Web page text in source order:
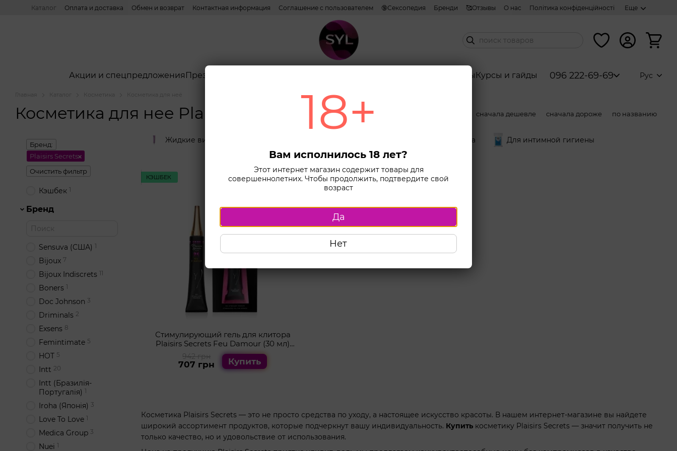
Перейти к основному контенту
Каталог Оплата и доставка Обмен и возврат Контактная информация Соглашение с пользователем 🔞Сексопедия Бренди 🥰Отзывы О нас Політика конфіденційності Еще
Акции и спецпредложения Презервативы Combo наборы Курсы и гайды 096 222-69-69 Рус
Каталог Косметика Косметика для неё
Косметика для нее Plaisirs Secrets Сортировка: сначала дешевле сначала дороже по названию
Жидкие вибраторы Средства для тела Для интимной гигиены
Косметика Plaisirs Secrets — это не просто средства по уходу, а настоящее искусство красоты. В нашем интернет-магазине вы найдете
широкий ассортимент продуктов, которые подчеркнут вашу индивидуальность. Купить косметику Plaisirs Secrets — значит получить не
только качество, но и удовольствие от использования.
КЭШБЕК
Стимулирующий гель для клитора
Plaisirs Secrets Feu Damour (30 мл)
разогревающий
942 грн
707 грн Купить
Бренд:
Plaisirs Secrets
Очистить фильтр
Кэшбек 1
Бренд
Sensuva (США) 1
Bijoux 7
Bijoux Indiscrets 11
Boners 1
Doc Johnson 3
Driminals 2
Exsens 8
Femintimate 5
HOT 5
Intt 20
Intt (Бразилія-
Португалія) 1
Iroha (Японія) 3
Love To Love 1
Medica Group 3
Nuei 1
18+
Вам исполнилось 18 лет?
Этот интернет магазин содержит товары для
совершеннолетних. Чтобы продолжить, подтвердите свой
возраст
Да
Нет